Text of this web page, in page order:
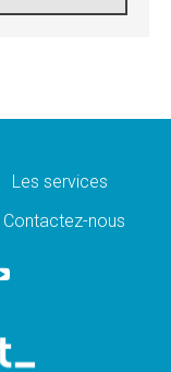
sur l'éducation
prière pour la
«c'est
et sagesse
Les services
Contactez-nous